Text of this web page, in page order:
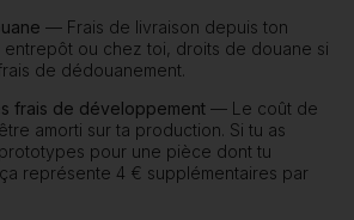
— Frais de livraison depuis ton
entrepôt ou chez toi, droits de douane si
de dédouanement.
frais de développement — Le coût de
amorti sur ta production. Si tu as
pour une pièce dont tu
représente 4 € supplémentaires par